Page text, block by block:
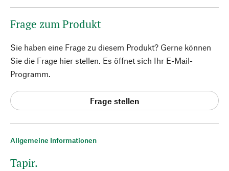
Allgemeine Informationen
Tapir.
Frage zum Produkt
Sie haben eine Frage zu diesem Produkt? Gerne können
Sie die Frage hier stellen. Es öffnet sich Ihr E-Mail-
Programm.
Frage stellen